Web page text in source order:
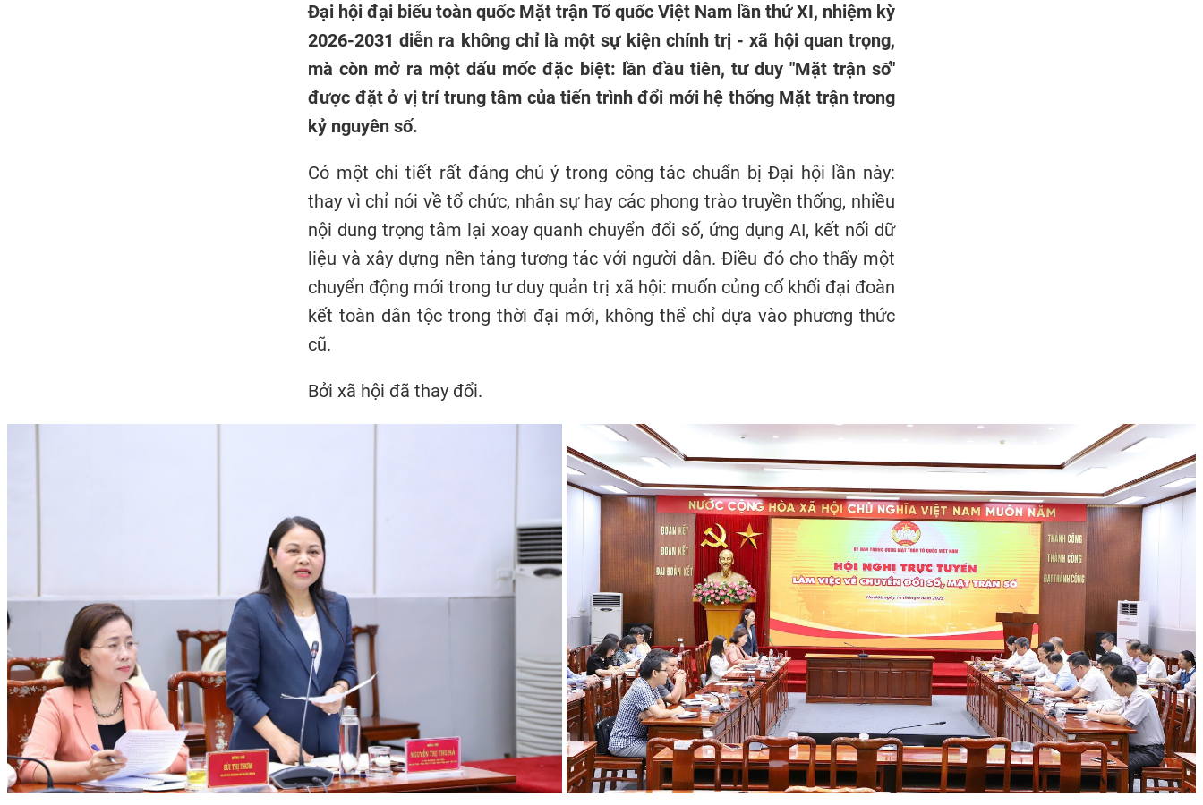
Đại hội đại biểu toàn quốc Mặt trận Tổ quốc Việt Nam lần thứ XI, nhiệm kỳ
2026-2031 diễn ra không chỉ là một sự kiện chính trị - xã hội quan trọng,
mà còn mở ra một dấu mốc đặc biệt: lần đầu tiên, tư duy "Mặt trận số"
được đặt ở vị trí trung tâm của tiến trình đổi mới hệ thống Mặt trận trong
kỷ nguyên số.
Có một chi tiết rất đáng chú ý trong công tác chuẩn bị Đại hội lần này:
thay vì chỉ nói về tổ chức, nhân sự hay các phong trào truyền thống, nhiều
nội dung trọng tâm lại xoay quanh chuyển đổi số, ứng dụng AI, kết nối dữ
liệu và xây dựng nền tảng tương tác với người dân. Điều đó cho thấy một
chuyển động mới trong tư duy quản trị xã hội: muốn củng cố khối đại đoàn
kết toàn dân tộc trong thời đại mới, không thể chỉ dựa vào phương thức
cũ.
Bởi xã hội đã thay đổi.